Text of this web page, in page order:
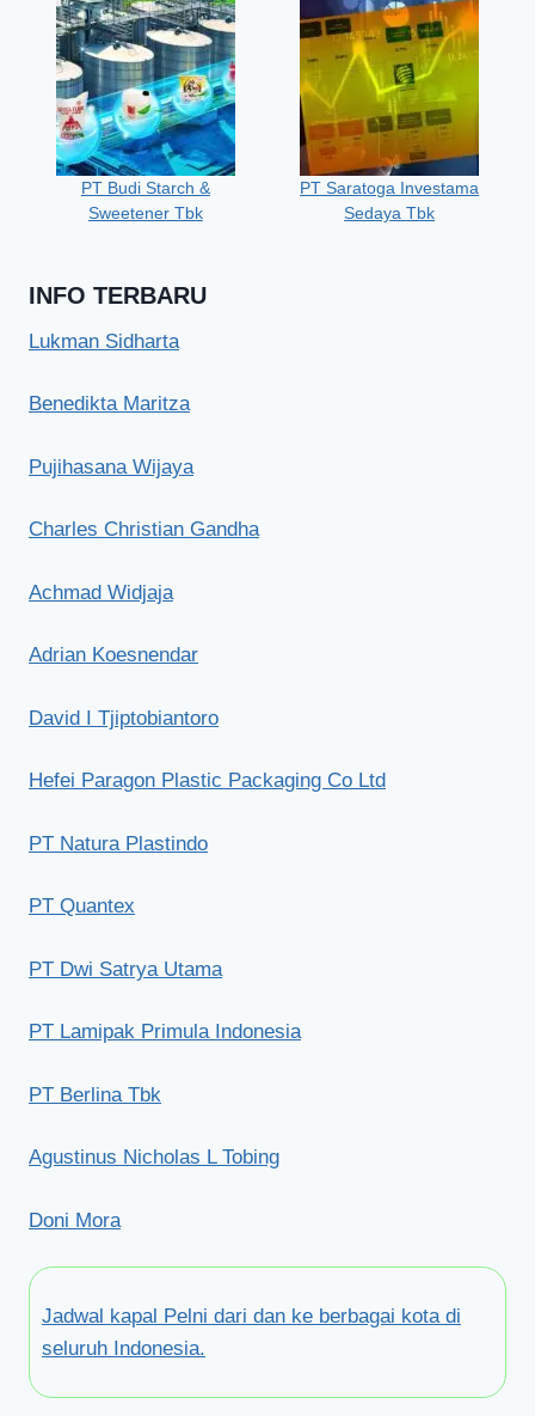
PT Budi Starch &
Sweetener Tbk
PT Saratoga Investama
Sedaya Tbk
INFO TERBARU
Lukman Sidharta
Benedikta Maritza
Pujihasana Wijaya
Charles Christian Gandha
Achmad Widjaja
Adrian Koesnendar
David I Tjiptobiantoro
Hefei Paragon Plastic Packaging Co Ltd
PT Natura Plastindo
PT Quantex
PT Dwi Satrya Utama
PT Lamipak Primula Indonesia
PT Berlina Tbk
Agustinus Nicholas L Tobing
Doni Mora
Jadwal kapal Pelni dari dan ke berbagai kota di
seluruh Indonesia.